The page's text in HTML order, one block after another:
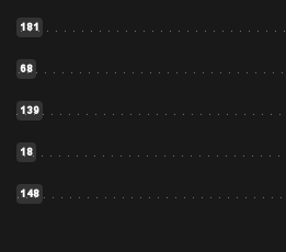
181
68
139
18
148